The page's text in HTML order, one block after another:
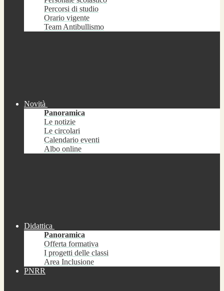
Percorsi di studio
Orario vigente
Team Antibullismo
Novità
Panoramica
Le notizie
Le circolari
Calendario eventi
Albo online
Didattica
Panoramica
Offerta formativa
I progetti delle classi
Area Inclusione
PNRR